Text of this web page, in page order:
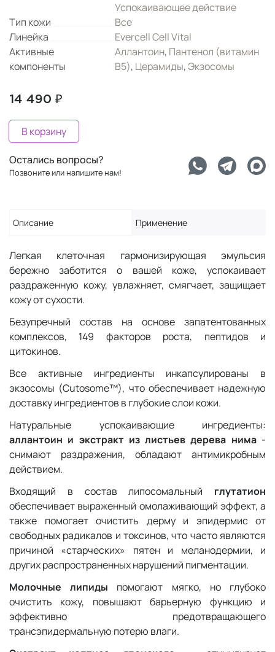
Успокаивающее действие
Тип кожи
Все
Линейка
Evercell Cell Vital
Активные
компоненты
Аллантоин, Пантенол (витамин
B5), Церамиды,Экзосомы
14 490 ₽
В корзину
Остались вопросы?
Позвоните или напишите нам!
Описание Применение
Легкая клеточная гармонизирующая эмульсия
бережно заботится о вашей коже, успокаивает
раздраженную кожу, увлажняет, смягчает, защищает
кожу от сухости.
Безупречный состав на основе запатентованных
комплексов, 149 факторов роста, пептидов и
цитокинов.
Все активные ингредиенты инкапсулированы в
экзосомы (Cutosome™), что обеспечивает надежную
доставку ингредиентов в глубокие слои кожи.
Натуральные успокаивающие ингредиенты:
аллантоин и экстракт из листьев дерева нима-
снимают раздражения, обладают антимикробным
действием.
Входящий в состав липосомальный глутатион
обеспечивает выраженный омолаживающий эффект, а
также помогает очистить дерму и эпидермис от
свободных радикалов и токсинов, что часто являются
причиной «старческих» пятен и меланодермии, и
других распространенных нарушений пигментации.
Молочные липиды помогают мягко, но глубоко
очистить кожу, повышают барьерную функцию и
эффективно предотвращающего
трансэпидермальную потерю влаги.